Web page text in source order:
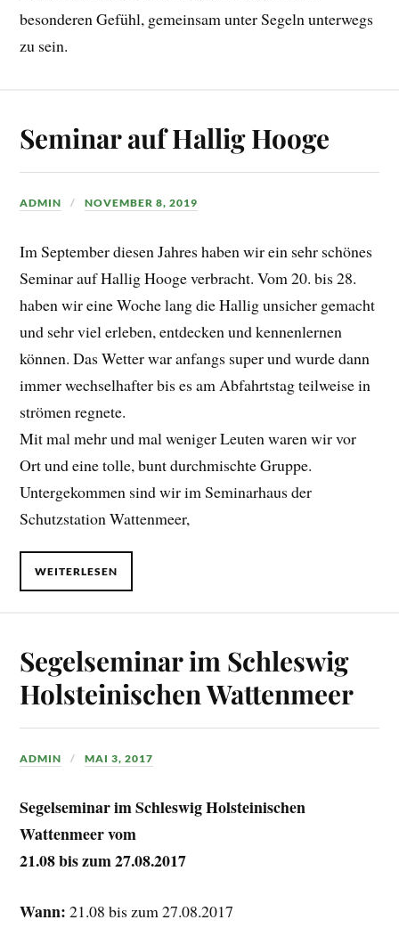
besonderen Gefühl, gemeinsam unter Segeln unterwegs
zu sein.
Seminar auf Hallig Hooge
ADMIN NOVEMBER 8, 2019
Im September diesen Jahres haben wir ein sehr schönes
Seminar auf Hallig Hooge verbracht. Vom 20. bis 28.
haben wir eine Woche lang die Hallig unsicher gemacht
und sehr viel erleben, entdecken und kennenlernen
können. Das Wetter war anfangs super und wurde dann
immer wechselhafter bis es am Abfahrtstag teilweise in
strömen regnete.
Mit mal mehr und mal weniger Leuten waren wir vor
Ort und eine tolle, bunt durchmischte Gruppe.
Untergekommen sind wir im Seminarhaus der
Schutzstation Wattenmeer,
WEITERLESEN
Segelseminar im Schleswig
Holsteinischen Wattenmeer
ADMIN MAI 3, 2017
Segelseminar im Schleswig Holsteinischen
Wattenmeer vom
21.08 bis zum 27.08.2017
Wann: 21.08 bis zum 27.08.2017